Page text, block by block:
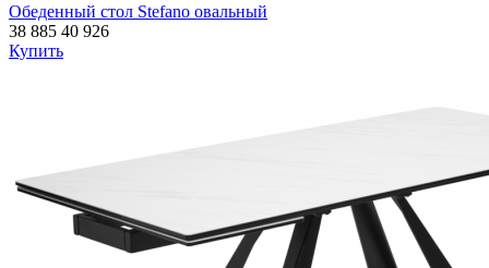
Обеденный стол Stefano овальный
38 885 40 926
Купить